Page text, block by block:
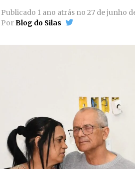
Publicado 1 ano atrás no 27 de junho
PorBlog do Silas